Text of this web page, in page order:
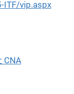
vip.aspx
CNA